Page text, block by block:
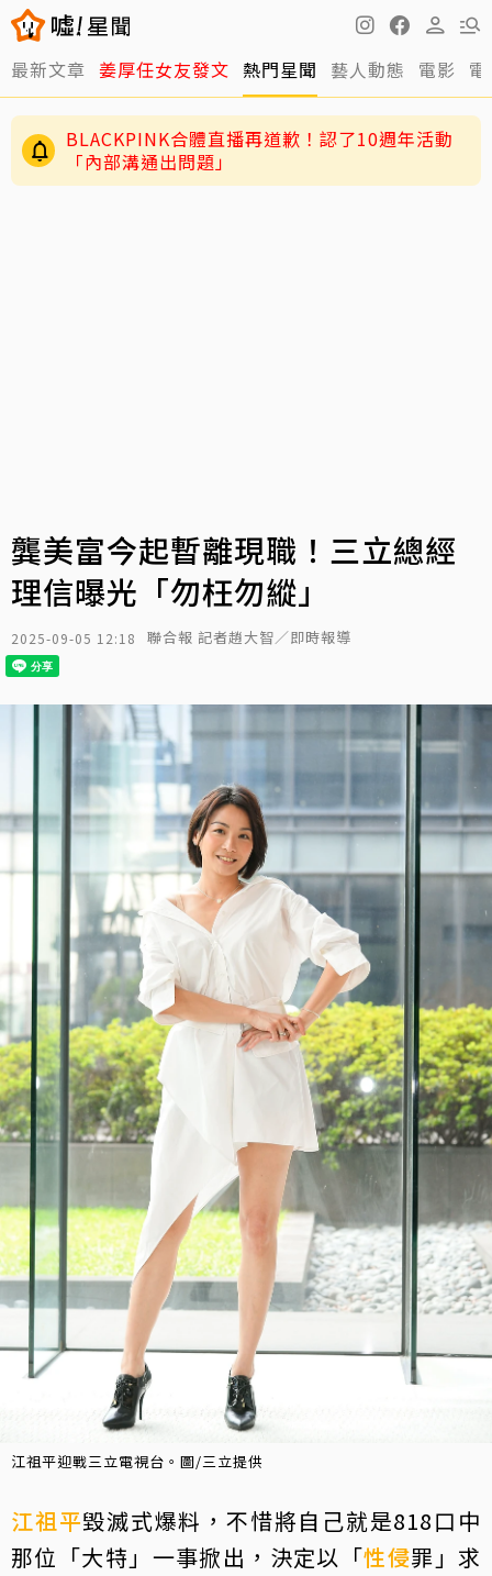
最新文章 姜厚任女友發文 熱門星聞 藝人動態 電影
BLACKPINK合體直播再道歉！認了10週年活動
「內部溝通出問題」
龔美富今起暫離現職！三立總經
理信曝光「勿枉勿縱」
2025-09-05 12:18 聯合報 記者趙大智／即時報導
江祖平迎戰三立電視台。圖/三立提供
江祖平毀滅式爆料，不惜將自己就是818口中
那位「大特」一事掀出，決定以「性侵罪」求